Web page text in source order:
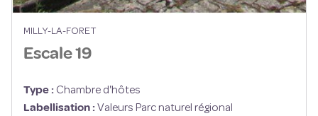
MILLY-LA-FORET
Escale 19
Type : Chambre d'hôtes
Labellisation : Valeurs Parc naturel régional